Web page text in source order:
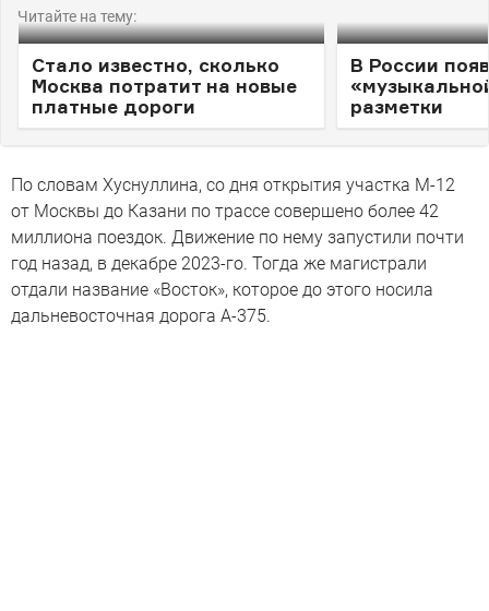
Читайте на тему:
Стало известно, сколько
Москва потратит на новые
платные дороги
В России
разметки
По словам Хуснуллина, со дня открытия участка М-12
от Москвы до Казани по трассе совершено более 42
миллиона поездок. Движение по нему запустили почти
год назад, в декабре 2023-го. Тогда же магистрали
отдали название «Восток», которое до этого носила
дальневосточная дорога А-375.